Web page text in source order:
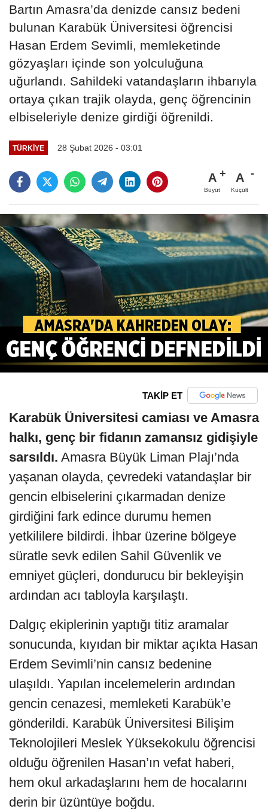
Bartın Amasra’da denizde cansız bedeni
bulunan Karabük Üniversitesi öğrencisi
Hasan Erdem Sevimli, memleketinde
gözyaşları içinde son yolculuğuna
uğurlandı. Sahildeki vatandaşların ihbarıyla
ortaya çıkan trajik olayda, genç öğrencinin
elbiseleriyle denize girdiği öğrenildi.
TÜRKIYE 28 Şubat 2026 - 03:01
A
Büyüt
A
Küçült
TAKİP ET
Karabük Üniversitesi camiası ve Amasra
halkı, genç bir fidanın zamansız gidişiyle
sarsıldı. Amasra Büyük Liman Plajı’nda
yaşanan olayda, çevredeki vatandaşlar bir
gencin elbiselerini çıkarmadan denize
girdiğini fark edince durumu hemen
yetkililere bildirdi. İhbar üzerine bölgeye
süratle sevk edilen Sahil Güvenlik ve
emniyet güçleri, dondurucu bir bekleyişin
ardından acı tabloyla karşılaştı.
Dalgıç ekiplerinin yaptığı titiz aramalar
sonucunda, kıyıdan bir miktar açıkta Hasan
Erdem Sevimli’nin cansız bedenine
ulaşıldı. Yapılan incelemelerin ardından
gencin cenazesi, memleketi Karabük’e
gönderildi. Karabük Üniversitesi Bilişim
Teknolojileri Meslek Yüksekokulu öğrencisi
olduğu öğrenilen Hasan’ın vefat haberi,
hem okul arkadaşlarını hem de hocalarını
derin bir üzüntüye boğdu.